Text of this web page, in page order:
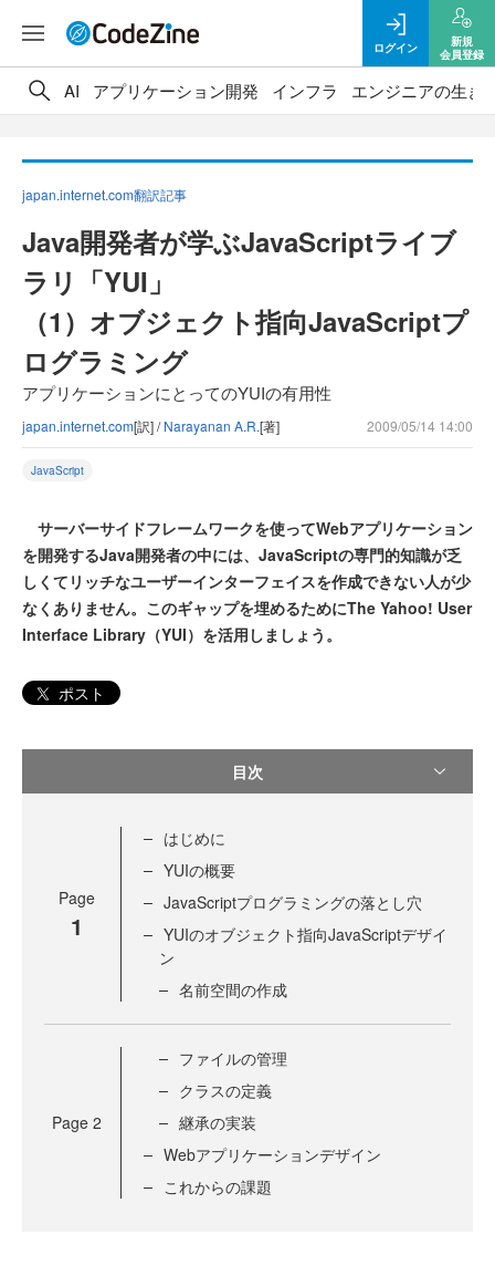
ログイン
新規
会員登録
AI アプリケーション開発 インフラ エンジニアの生き
japan.internet.com翻訳記事
Java開発者が学ぶJavaScriptライブ
ラリ「YUI」
（1）オブジェクト指向JavaScriptプ
ログラミング
アプリケーションにとってのYUIの有用性
japan.internet.com[訳] /Narayanan A.R.[著] 2009/05/14 14:00
JavaScript
サーバーサイドフレームワークを使ってWebアプリケーション
を開発するJava開発者の中には、JavaScriptの専門的知識が乏
しくてリッチなユーザーインターフェイスを作成できない人が少
なくありません。このギャップを埋めるためにThe Yahoo! User
Interface Library（YUI）を活用しましょう。
ポスト
目次
Page
1
はじめに
YUIの概要
JavaScriptプログラミングの落とし穴
YUIのオブジェクト指向JavaScriptデザイ
ン
名前空間の作成
Page 2
ファイルの管理
クラスの定義
継承の実装
Webアプリケーションデザイン
これからの課題